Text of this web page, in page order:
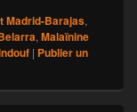
Madrid-Barajas,
,Malaïnine
| Publier un